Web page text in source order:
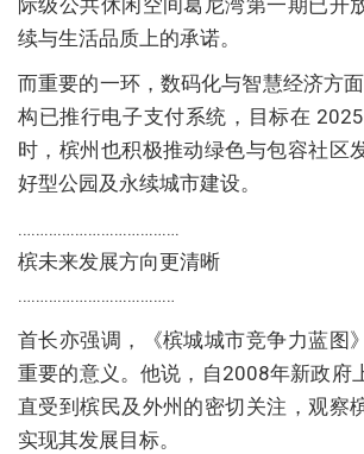
际级公共休闲空间葛尼湾第一期已开
续与生活品质上的承诺。
而重要的一环，数码化与智慧经济方
构已推行电子支付系统，目标在
时，槟州也积极推动绿色与包容社区
好型公园及永续城市建设。
……………………………….
槟未来发展方向更清晰
………………………………
首长亦强调，《槟城城市竞争力蓝图
重要的意义。他说，自2008年新政府
直受到槟民及外州的密切关注，观察
实现其发展目标。